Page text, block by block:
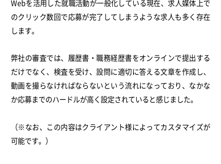
Webを活用した就職活動が一般化している現在、求人媒体上で
のクリック数回で応募が完了してしまうような求人も多く存在
します。
弊社の審査では、履歴書・職務経歴書をオンラインで提出する
だけでなく、検査を受け、設問に適切に答える文章を作成し、
動画を撮らなければならないという流れになっており、なかな
か応募までのハードルが高く設定されていると感じました。
（※なお、この内容はクライアント様によってカスタマイズが
可能です。）